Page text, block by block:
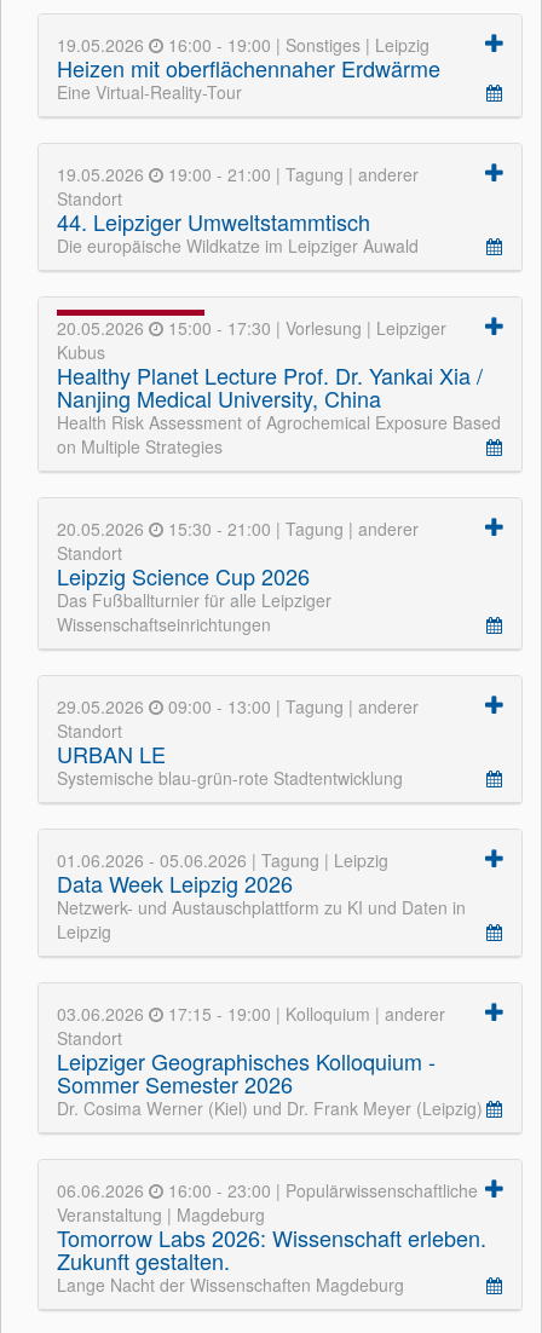
19.05.2026 16:00 - 19:00 | Sonstiges | Leipzig
Heizen mit oberflächennaher Erdwärme
Eine Virtual-Reality-Tour
19.05.2026
19:00 - 21:00 | Tagung | anderer
Standort
44. Leipziger Umweltstammtisch
Die europäische Wildkatze im Leipziger Auwald
20.05.2026
15:00 - 17:30 | Vorlesung | Leipziger
Kubus
Healthy Planet Lecture Prof. Dr. Yankai Xia /
Nanjing Medical University, China
Health Risk Assessment of Agrochemical Exposure Based
on Multiple Strategies
20.05.2026
15:30 - 21:00 | Tagung | anderer
Standort
Leipzig Science Cup 2026
Das Fußballturnier für alle Leipziger
Wissenschaftseinrichtungen
29.05.2026
09:00 - 13:00 | Tagung | anderer
Standort
URBAN LE
Systemische blau-grün-rote Stadtentwicklung
01.06.2026 - 05.06.2026 | Tagung | Leipzig
Data Week Leipzig 2026
Netzwerk- und Austauschplattform zu KI und Daten in
Leipzig
03.06.2026
17:15 - 19:00 | Kolloquium | anderer
Standort
Leipziger Geographisches Kolloquium -
Sommer Semester 2026
Dr. Cosima Werner (Kiel) und Dr. Frank Meyer (Leipzig)
06.06.2026
16:00 - 23:00 | Populärwissenschaftliche
Veranstaltung | Magdeburg
Tomorrow Labs 2026: Wissenschaft erleben.
Zukunft gestalten.
Lange Nacht der Wissenschaften Magdeburg